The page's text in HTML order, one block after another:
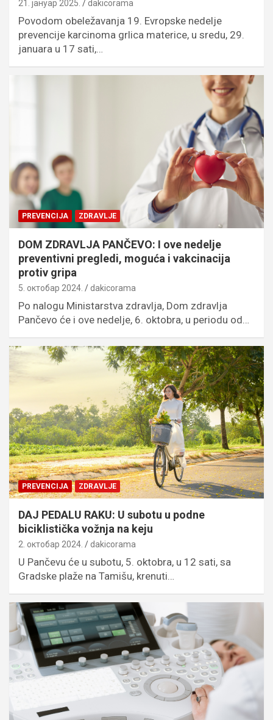
21. јануар 2025. dakicorama
Povodom obeležavanja 19. Evropske nedelje
prevencije karcinoma grlica materice, u sredu, 29.
januara u 17 sati,…
PREVENCIJA ZDRAVLJE
DOM ZDRAVLJA PANČEVO: I ove nedelje
preventivni pregledi, moguća i vakcinacija
protiv gripa
5. октобар 2024. dakicorama
Po nalogu Ministarstva zdravlja, Dom zdravlja
Pančevo će i ove nedelje, 6. oktobra, u periodu od…
PREVENCIJA ZDRAVLJE
DAJ PEDALU RAKU: U subotu u podne
biciklistička vožnja na keju
2. октобар 2024. dakicorama
U Pančevu će u subotu, 5. oktobra, u 12 sati, sa
Gradske plaže na Tamišu, krenuti…